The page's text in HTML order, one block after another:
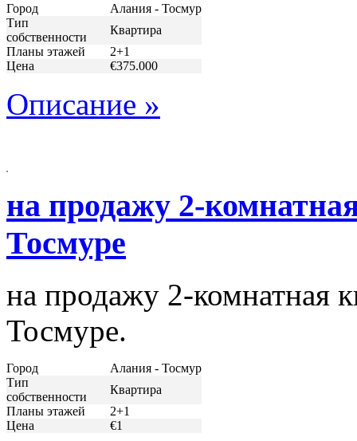
Город
Алания - Тосмур
Тип
собственности
Квартира
Планы этажей
2+1
Цена
€375.000
Описание »
на продажу 2-
Тосмуре
на продажу 2-комнатная
Тосмуре.
Город
Алания - Тосмур
Тип
собственности
Квартира
Планы этажей
2+1
Цена
€1